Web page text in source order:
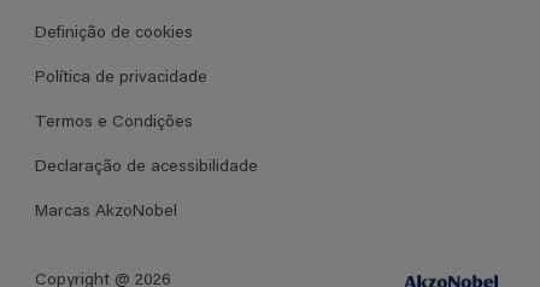
Definição de cookies
Política de privacidade
Termos e Condições
Declaração de acessibilidade
Marcas AkzoNobel
Copyright @ 2026